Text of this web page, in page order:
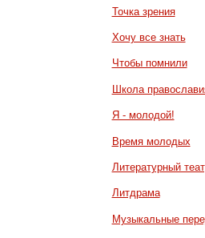
Точка зрения
Хочу все знать
Чтобы помнили
Школа
Я - молодой!
Время молодых
Литературный
Литдрама
Музыкальные